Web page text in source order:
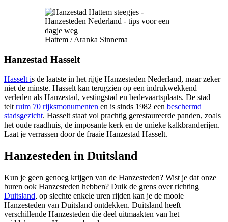
Hattem / Aranka Sinnema
Hanzestad Hasselt
Hasselt is de laatste in het rijtje Hanzesteden Nederland, maar zeker
niet de minste. Hasselt kan terugzien op een indrukwekkend
verleden als Hanzestad, vestingstad en bedevaartsplaats. De stad
telt ruim 70 rijksmonumenten en is sinds 1982 een beschermd
stadsgezicht. Hasselt staat vol prachtig gerestaureerde panden, zoals
het oude raadhuis, de imposante kerk en de unieke kalkbranderijen.
Laat je verrassen door de fraaie Hanzestad Hasselt.
Hanzesteden in Duitsland
Kun je geen genoeg krijgen van de Hanzesteden? Wist je dat onze
buren ook Hanzesteden hebben? Duik de grens over richting
Duitsland, op slechte enkele uren rijden kan je de mooie
Hanzesteden van Duitsland ontdekken. Duitsland heeft
verschillende Hanzesteden die deel uitmaakten van het